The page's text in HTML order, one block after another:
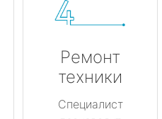
Ремонт
техники
Специалист